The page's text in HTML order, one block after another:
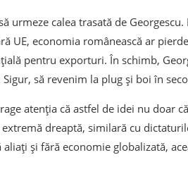
urmeze calea trasată de
UE, economia românească ar
pentru exporturi. În schimb,
să revenim la plug și boi în
atenția că astfel de idei nu doar
dreaptă, similară cu
aliați și fără economie globalizată,